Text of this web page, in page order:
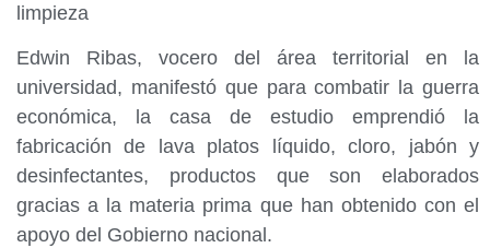
limpieza
Edwin Ribas, vocero del área territorial en la
universidad, manifestó que para combatir la guerra
económica, la casa de estudio emprendió la
fabricación de lava platos líquido, cloro, jabón y
desinfectantes, productos que son elaborados
gracias a la materia prima que han obtenido con el
apoyo del Gobierno nacional.